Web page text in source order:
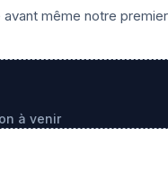
même notre
à venir